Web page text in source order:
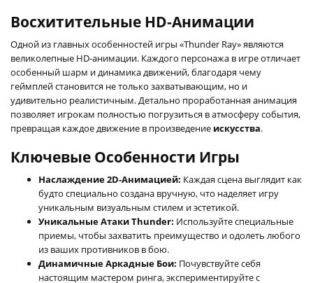
Восхитительные HD-Анимации
Одной из главных особенностей игры «Thunder Ray» являются
великолепные HD-анимации. Каждого персонажа в игре отличает
особенный шарм и динамика движений, благодаря чему
геймплей становится не только захватывающим, но и
удивительно реалистичным. Детально проработанная анимация
позволяет игрокам полностью погрузиться в атмосферу события,
превращая каждое движение в произведение искусства.
Ключевые Особенности Игры
Наслаждение 2D-Анимацией: Каждая сцена выглядит как
будто специально создана вручную, что наделяет игру
уникальным визуальным стилем и эстетикой.
Уникальные Атаки Thunder: Используйте специальные
приемы, чтобы захватить преимущество и одолеть любого
из ваших противников в бою.
Динамичные Аркадные Бои: Почувствуйте себя
настоящим мастером ринга, экспериментируйте с